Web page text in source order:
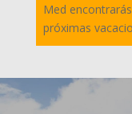
Med
próximas